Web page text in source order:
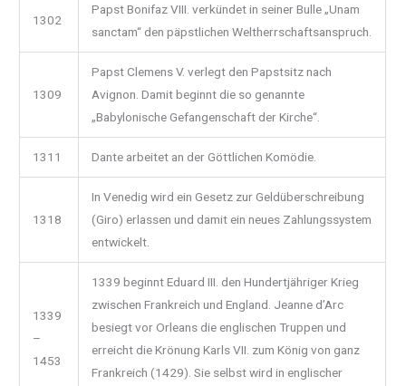
1302
Papst Bonifaz VIII. verkündet in seiner Bulle „Unam
sanctam“ den päpstlichen Weltherrschaftsanspruch.
1309
Papst Clemens V. verlegt den Papstsitz nach
Avignon. Damit beginnt die so genannte
„Babylonische Gefangenschaft der Kirche“.
1311 Dante arbeitet an der Göttlichen Komödie.
1318
In Venedig wird ein Gesetz zur Geldüberschreibung
(Giro) erlassen und damit ein neues Zahlungssystem
entwickelt.
1339
–
1453
1339 beginnt Eduard III. den Hundertjähriger Krieg
zwischen Frankreich und England. Jeanne d’Arc
besiegt vor Orleans die englischen Truppen und
erreicht die Krönung Karls VII. zum König von ganz
Frankreich (1429). Sie selbst wird in englischer